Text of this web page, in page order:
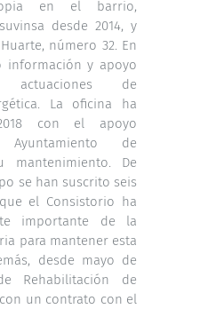
en el barrio,
desde 2014, y
número 32. En
información y apoyo
actuaciones de
La oficina ha
con el apoyo
de
mantenimiento. De
se han suscrito seis
el Consistorio ha
importante de la
para mantener esta
desde mayo de
Rehabilitación de
un contrato con el